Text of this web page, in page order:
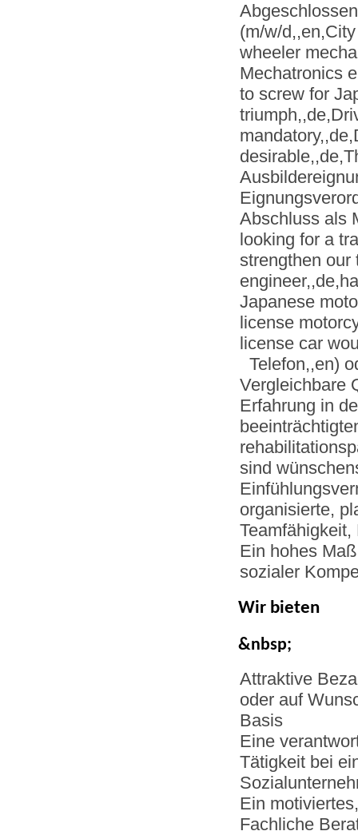
(m/w/
wheeler
Mechatronics
to screw for
Abschluss als
looking for a
strengthen our
Japanese
license
license car
Telefon,,en)
Vergleichbare
Erfahrung in
sind
organisierte,
Ein hohes
sozialer
Wir bieten
&nbsp;
Attraktive
oder auf
Basis
Eine
Tätigkeit bei
Ein
Fachliche